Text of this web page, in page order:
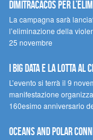
Dimitracacos per
La campagna sarà
l’eliminazione della
25 novembre
I Big Data e la lotta al
L’evento si terrà il 9
manifestazione
160esimo anniversario
Oceans and Polar